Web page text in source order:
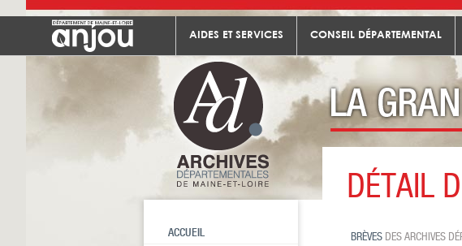
AIDES ET SERVICES CONSEIL DÉPARTEMENTAL
Toutes les brèves
ACCUEIL
DÉTAIL
BRÈVES DES ARCHIVES